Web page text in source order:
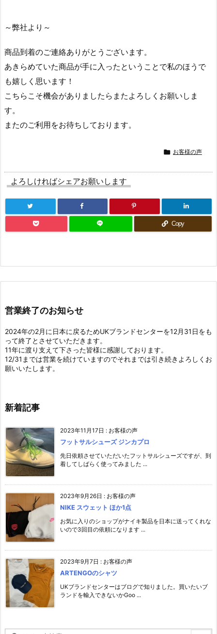
～弊社より～
商品到着のご連絡ありがとうございます。
あきらめていた商品が手に入ったということで私のほうで
も嬉しく思います！
こちらこそ機会がありましたらまたよろしくお願いしま
す。
またのご利用をお待ちしております。
 お客様の声
よろしければシェアお願いします
Copy
営業終了のお知らせ
2024年の2月に日本に戻るためUKブランドセンターを12月31日をも
って終了とさせていただきます。
11年に渡り支えて下さった皆様に感謝しております。
12/31までは営業を続けていますのでそれまでは引き続きよろしくお
願いいたします。
新着記事
2023年11月17日 : お客様の声
フットサルシューズ ジンカプロ
先日依頼させていただいたフットサルシューズですが、到
着してしばらく使ってみました ...
2023年9月26日 : お客様の声
NIKE スウェット ほか1点
お気に入りのショップがナイキ製品を日本に送ってくれな
いので3回目の依頼になります ...
2023年9月7日 : お客様の声
ARTENGOのシャツ
UKブランドセンターはブログで知りました。買いたいブ
ランドを輸入できないかGoo ...